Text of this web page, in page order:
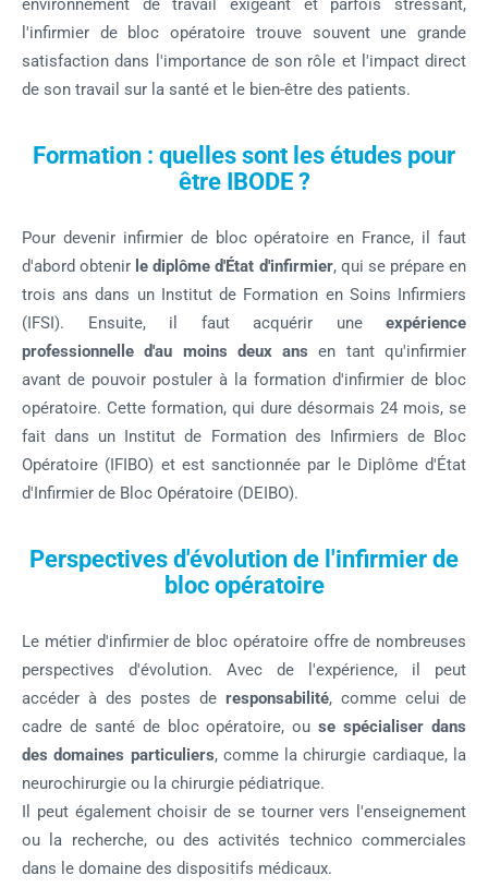
environnement de travail exigeant et parfois stressant,
l'infirmier de bloc opératoire trouve souvent une grande
satisfaction dans l'importance de son rôle et l'impact direct
de son travail sur la santé et le bien-être des patients.
Formation : quelles sont les études pour
être IBODE ?
Pour devenir infirmier de bloc opératoire en France, il faut
d'abord obtenir le diplôme d'État d'infirmier, qui se prépare en
trois ans dans un Institut de Formation en Soins Infirmiers
(IFSI). Ensuite, il faut acquérir une expérience
professionnelle d'au moins deux ans en tant qu'infirmier
avant de pouvoir postuler à la formation d'infirmier de bloc
opératoire. Cette formation, qui dure désormais 24 mois, se
fait dans un Institut de Formation des Infirmiers de Bloc
Opératoire (IFIBO) et est sanctionnée par le Diplôme d'État
d'Infirmier de Bloc Opératoire (DEIBO).
Perspectives d'évolution de l'infirmier de
bloc opératoire
Le métier d'infirmier de bloc opératoire offre de nombreuses
perspectives d'évolution. Avec de l'expérience, il peut
accéder à des postes de responsabilité, comme celui de
cadre de santé de bloc opératoire, ouse spécialiser dans
des domaines particuliers, comme la chirurgie cardiaque, la
neurochirurgie ou la chirurgie pédiatrique.
Il peut également choisir de se tourner vers l'enseignement
ou la recherche, ou des activités technico commerciales
dans le domaine des dispositifs médicaux.